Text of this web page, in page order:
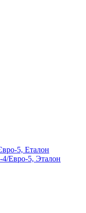
Евро-5, Эталон